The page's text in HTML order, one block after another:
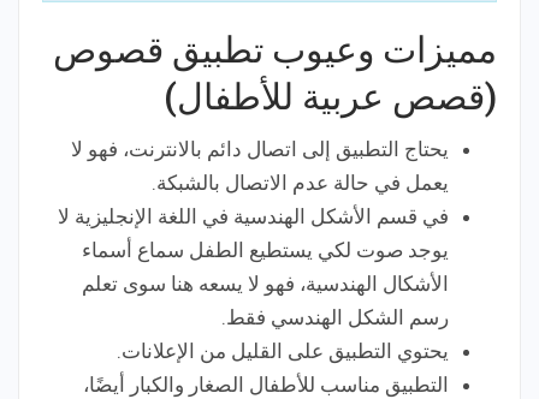
مميزات وعيوب تطبيق قصوص
(قصص عربية للأطفال)
يحتاج التطبيق إلى اتصال دائم بالانترنت، فهو لا
يعمل في حالة عدم الاتصال بالشبكة.
في قسم الأشكل الهندسية في اللغة الإنجليزية لا
يوجد صوت لكي يستطيع الطفل سماع أسماء
الأشكال الهندسية، فهو لا يسعه هنا سوى تعلم
رسم الشكل الهندسي فقط.
يحتوي التطبيق على القليل من الإعلانات.
التطبيق مناسب للأطفال الصغار والكبار أيضًا،